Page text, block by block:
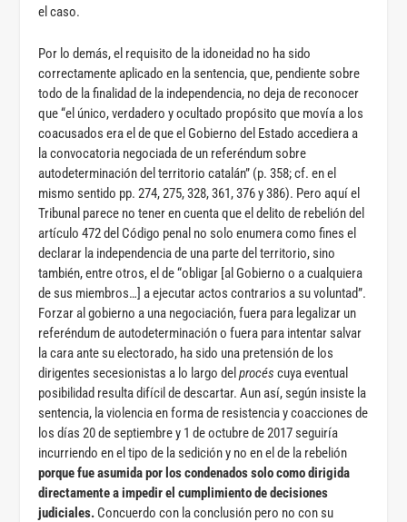
el caso.
Por lo demás, el requisito de la idoneidad no ha sido
correctamente aplicado en la sentencia, que, pendiente sobre
todo de la finalidad de la independencia, no deja de reconocer
que “el único, verdadero y ocultado propósito que movía a los
coacusados era el de que el Gobierno del Estado accediera a
la convocatoria negociada de un referéndum sobre
autodeterminación del territorio catalán” (p. 358; cf. en el
mismo sentido pp. 274, 275, 328, 361, 376 y 386). Pero aquí el
Tribunal parece no tener en cuenta que el delito de rebelión del
artículo 472 del Código penal no solo enumera como fines el
declarar la independencia de una parte del territorio, sino
también, entre otros, el de “obligar [al Gobierno o a cualquiera
de sus miembros…] a ejecutar actos contrarios a su voluntad”.
Forzar al gobierno a una negociación, fuera para legalizar un
referéndum de autodeterminación o fuera para intentar salvar
la cara ante su electorado, ha sido una pretensión de los
dirigentes secesionistas a lo largo delprocéscuya eventual
posibilidad resulta difícil de descartar. Aun así, según insiste la
sentencia, la violencia en forma de resistencia y coacciones de
los días 20 de septiembre y 1 de octubre de 2017 seguiría
incurriendo en el tipo de la sedición y no en el de la rebelión
porque fue asumida por los condenados solo como dirigida
directamente a impedir el cumplimiento de decisiones
judiciales. Concuerdo con la conclusión pero no con su